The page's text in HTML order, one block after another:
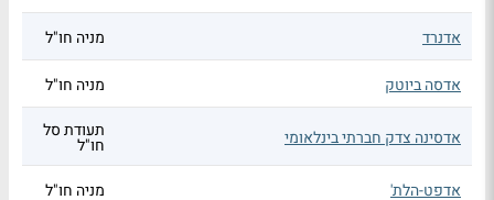
אדנרד מניה חו"ל
אדסה ביוטק מניה חו"ל
אדסינה צדק חברתי בינלאומי תעודת סל
חו"ל
אדפט-הלת'
מניה חו"ל